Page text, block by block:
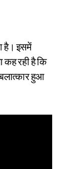
है। इसमें
कह रही है कि
हुआ